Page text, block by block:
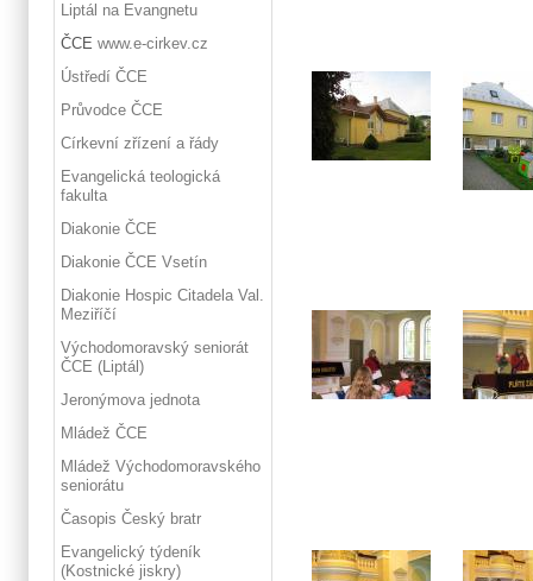
Liptál na Evangnetu
ČCE www.e-cirkev.cz
Ústředí ČCE
Průvodce ČCE
Církevní zřízení a řády
Evangelická teologická
fakulta
Diakonie ČCE
Diakonie ČCE Vsetín
Diakonie Hospic Citadela Val.
Meziříčí
Východomoravský seniorát
ČCE (Liptál)
Jeronýmova jednota
Mládež ČCE
Mládež Východomoravského
seniorátu
Časopis Český bratr
Evangelický týdeník
(Kostnické jiskry)